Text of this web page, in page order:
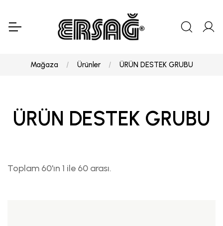
Mağaza Ürünler ÜRÜN DESTEK GRUBU
ÜRÜN DESTEK GRUBU
Toplam 60'ın 1 ile 60 arası.